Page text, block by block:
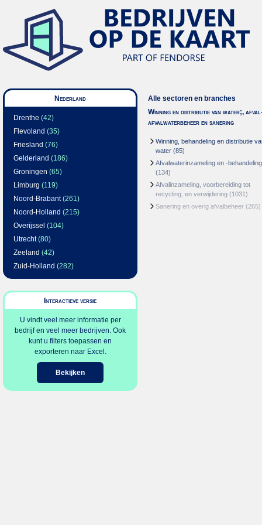
Nederland
Drenthe (42)
Flevoland (35)
Friesland (76)
Gelderland (186)
Groningen (65)
Limburg (119)
Noord-Brabant(261)
Noord-Holland (215)
Overijssel (104)
Utrecht(80)
Zeeland (42)
Zuid-Holland (282)
Interactieve versie
U vindt veel meer informatie per
bedrijf en veel meer bedrijven. Ook
kunt u filters toepassen en
exporteren naar Excel.
Bekijken
Alle sectoren en branches
Winning en distributie van water;,
afvalwaterbeheer en sanering
Winning, behandeling en distributie
water (85)
Afvalwaterinzameling en -behandeling
(134)
Afvalinzameling, voorbereiding tot
recycling, en verwijdering (1031)
Sanering en overig afvalbeheer (265)